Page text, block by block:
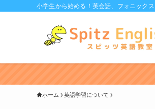
小学生から始める！英会話、フォニック
ホーム 英語学習について